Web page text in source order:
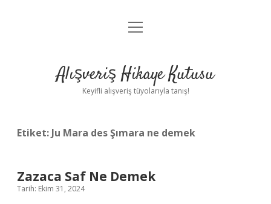
Anasayfa
Yasal Uyarı
menüyü
Alışveriş Hikaye Kutusu
Keyifli alışveriş tüyolarıyla tanış!
Etiket: Ju Mara des Şımara ne demek
Zazaca Saf Ne Demek
Tarih: Ekim 31, 2024